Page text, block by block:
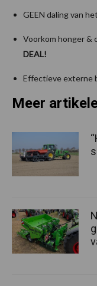
GEEN daling van
Voorkom honger &
DEAL!
Effectieve externe
Meer